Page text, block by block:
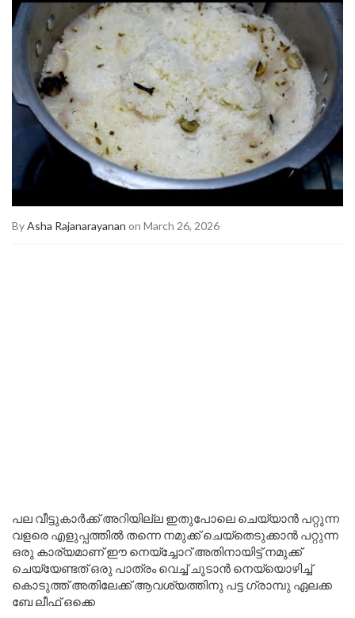
ByAsha Rajanarayanan on March 26, 2026
പല വീട്ടുകാർക്ക് അറിയില്ല ഇതുപോലെ ചെയ്യാൻ പറ്റുന്ന
വളരെ എളുപ്പത്തിൽ തന്നെ നമുക്ക് ചെയ്തെടുക്കാൻ പറ്റുന്ന
ഒരു കാര്യമാണ് ഈ നെയ്ച്ചോറ് അതിനായിട്ട് നമുക്ക്
ചെയ്യേണ്ടത് ഒരു പാത്രം വെച്ച് ചുടാൻ നെയ്യൊഴിച്ച്
കൊടുത്ത് അതിലേക്ക് ആവശ്യത്തിനു പട്ട ഗ്രാമ്പു ഏലക്ക
ബേ ലീഫ് ഒക്കെ